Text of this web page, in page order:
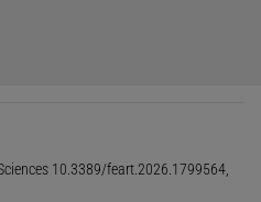
10.3389/feart.2026.1799564,